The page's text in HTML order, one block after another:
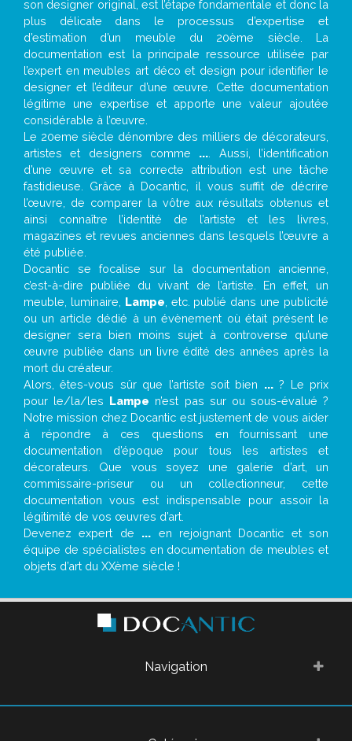
son designer original, est l’étape fondamentale et donc la
plus délicate dans le processus d’expertise et
d’estimation d’un meuble du 20ème siècle. La
documentation est la principale ressource utilisée par
l’expert en meubles art déco et design pour identifier le
designer et l’éditeur d’une œuvre. Cette documentation
légitime une expertise et apporte une valeur ajoutée
considérable à l’œuvre.
Le 20eme siècle dénombre des milliers de décorateurs,
artistes et designers comme ... . Aussi, l’identification
d’une œuvre et sa correcte attribution est une tâche
fastidieuse. Grâce à Docantic, il vous suffit de décrire
l’œuvre, de comparer la vôtre aux résultats obtenus et
ainsi connaître l’identité de l’artiste et les livres,
magazines et revues anciennes dans lesquels l’œuvre a
été publiée.
Docantic se focalise sur la documentation ancienne,
c’est-à-dire publiée du vivant de l’artiste. En effet, un
meuble, luminaire, Lampe , etc. publié dans une publicité
ou un article dédié à un évènement où était présent le
designer sera bien moins sujet à controverse qu’une
œuvre publiée dans un livre édité des années après la
mort du créateur.
Alors, êtes-vous sûr que l’artiste soit bien ...? Le prix
pour le/la/les Lampe n’est pas sur ou sous-évalué ?
Notre mission chez Docantic est justement de vous aider
à répondre à ces questions en fournissant une
documentation d’époque pour tous les artistes et
décorateurs. Que vous soyez une galerie d’art, un
commissaire-priseur ou un collectionneur, cette
documentation vous est indispensable pour assoir la
légitimité de vos œuvres d’art.
Devenez expert de ... en rejoignant Docantic et son
équipe de spécialistes en documentation de meubles et
objets d’art du XXème siècle !
Navigation